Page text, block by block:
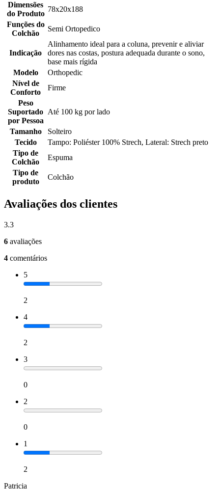
Dimensões
do Produto
78x20x188
Funções do
Colchão
Semi Ortopedico
Indicação
Alinhamento ideal para a coluna, prevenir e aliviar
dores nas costas, postura adequada durante o sono,
base mais rígida
Modelo
Orthopedic
Nível de
Conforto
Firme
Peso
Suportado
por Pessoa
Até 100 kg por lado
Tamanho
Solteiro
Tecido
Tampo: Poliéster 100% Strech, Lateral: Strech preto
Tipo de
Colchão
Espuma
Tipo de
produto
Colchão
Avaliações dos clientes
3.3
6 avaliações
4 comentários
5
2
4
2
3
0
2
0
1
2
Patricia